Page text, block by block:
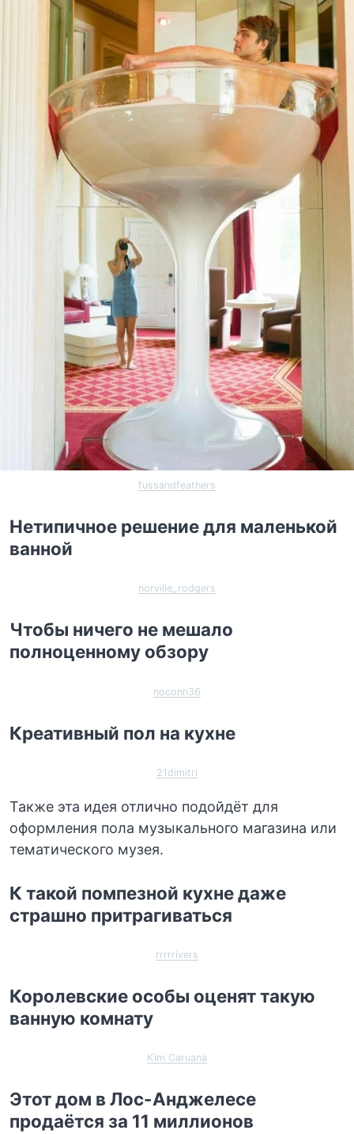
fussandfeathers
Нетипичное решение для маленькой
ванной
norville_rodgers
Чтобы ничего не мешало
полноценному обзору
noconn36
Креативный пол на кухне
21dimitri
Также эта идея отлично подойдёт для
оформления пола музыкального магазина или
тематического музея.
К такой помпезной кухне даже
страшно притрагиваться
rrrrrivers
Королевские особы оценят такую
ванную комнату
Kïm Caruana
Этот дом в Лос-Анджелесе
продаётся за 11 миллионов